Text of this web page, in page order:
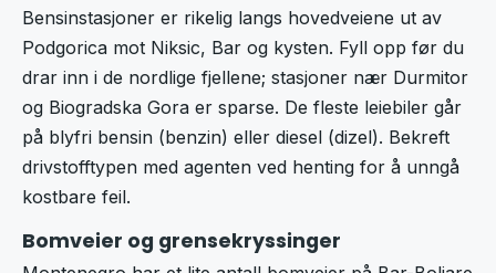
Bensinstasjoner er rikelig langs hovedveiene ut av
Podgorica mot Niksic, Bar og kysten. Fyll opp før du
drar inn i de nordlige fjellene; stasjoner nær Durmitor
og Biogradska Gora er sparse. De fleste leiebiler går
på blyfri bensin (benzin) eller diesel (dizel). Bekreft
drivstofftypen med agenten ved henting for å unngå
kostbare feil.
Bomveier og grensekryssinger